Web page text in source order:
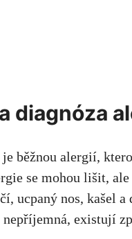
diagnóza
běžnou ​alergií,
se mohou lišit,
ucpaný ⁢nos, kašel
existují